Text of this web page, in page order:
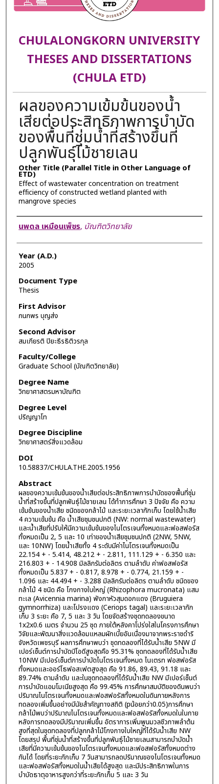
CHULALONGKORN UNIVERSITY
THESES AND DISSERTATIONS
(CHULA ETD)
ผลของความเข้มข้นของน้ำ
เสียต่อประสิทธิภาพการบำบัด
ของพื้นที่ชุ่มน้ำที่สร้างขึ้นที่
ปลูกพันธุ์ไม้ชายเลน
Other Title (Parallel Title in Other Language of
ETD)
Effect of wastewater concentration on treatment
efficiency of constructed wetland planted with
mangrove species
Author
นพดล เหมือนเพ็ชร, บัณฑิตวิทยาลัย
Year (A.D.)
2005
Document Type
Thesis
First Advisor
กนกพร บุญส่ง
Second Advisor
สมเกียรติ ปิยะธีรธิติวรกุล
Faculty/College
Graduate School (บัณฑิตวิทยาลัย)
Degree Name
วิทยาศาสตรมหาบัณฑิต
Degree Level
ปริญญาโท
Degree Discipline
วิทยาศาสตร์สิ่งแวดล้อม
DOI
10.58837/CHULA.THE.2005.1956
Abstract
ผลของความเข้มข้นของน้ำเสียต่อประสิทธิภาพการบำบัดของพื้นที่ชุ่ม
น้ำที่สร้างขึ้นที่ปลูกพันธุ์ไม้ชายเลน ได้ทำการศึกษา 3 ปัจจัย คือ ความ
เข้มข้นของน้ำเสีย ชนิดของกล้าไม้ และระยะเวลากักเก็บ โดยใช้น้ำเสีย
4 ความเข้มข้น คือ น้ำเสียชุมชนปกติ (NW: normal wastewater)
และน้ำเสียที่ปรับให้มีความเข้มข้นของไนโตรเจนทั้งหมดและฟอสฟอรัส
ทั้งหมดเป็น 2, 5 และ 10 เท่าของน้ำเสียชุมชนปกติ (2NW, 5NW,
และ 10NW) โดยน้ำเสียทั้ง 4 ระดับมีค่าไนโตรเจนทั้งหมดเป็น
22.154 + - 5.414, 48.212 + - 2.811, 111.129 + - 6.350 และ
216.803 + - 14.908 มิลลิกรัมต่อลิตร ตามลำดับ ค่าฟอสฟอรัส
ทั้งหมดเป็น 5.837 + - 0.817, 8.978 + - 0.774, 21.159 + -
1.096 และ 44.494 + - 3.288 มิลลิกรัมต่อลิตร ตามลำดับ ชนิดของ
กล้าไม้ 4 ชนิด คือ โกงกางใบใหญ่ (Rhizophora mucronata) แสม
ทะเล (Avicennia marina) พังกาหัวสุมดอกแดง (Bruguiera
gymnorrhiza) และโปรงแดง (Ceriops tagal) และระยะเวลากัก
เก็บ 3 ระยะ คือ 7, 5 และ 3 วัน โดยจัดสร้างชุดทดลองขนาด
1x2x0.6 เมตร จำนวน 25 ชุด ภายใต้หลังคาโปร่งใสในโครงการศึกษา
วิจัยและพัฒนาสิ่งแวดล้อมแหลมผักเบี้ยอันเนื่องมาจากพระราชดำริ
จังหวัดเพชรบุรี ผลการศึกษาพบว่า ชุดทดลองที่ได้รับน้ำเสีย 5NW มี
เปอร์เซ็นต์การบำบัดบีโอดีสูงสุดคือ 95.31% ชุดทดลองที่ได้รับน้ำเสีย
10NW มีเปอร์เซ็นต์การบำบัดไนโตรเจนทั้งหมด ไนเตรท ฟอสฟอรัส
ทั้งหมดและออร์โธฟอสเฟตสูงสุด คือ 91.86, 89.43, 91.18 และ
89.74% ตามลำดับ และในชุดทดลองที่ได้รับน้ำเสีย NW มีเปอร์เซ็นต์
การบำบัดแอมโมเนียสูงสุด คือ 99.45% การศึกษาสมบัติของดินพบว่า
ปริมาณไนโตรเจนทั้งหมดและฟอสฟอรัสทั้งหมดในดินภายหลังการ
ทดลองเพิ่มขึ้นอย่างมีนัยสำคัญทางสถิติ (pน้อยกว่า0.05)การศึกษา
กล้าไม้พบว่าปริมาณไนโตรเจนทั้งหมดและฟอสฟอรัสทั้งหมดในใบภาย
หลังการทดลองมีปริมาณเพิ่มขึ้น อัตราการเพิ่มพูนมวลชีวภาพลำต้น
สูงที่สุดในชุดทดลองที่ปลูกกล้าไม้โกงกางใบใหญ่ที่ได้รับน้ำเสีย NW
โดยสรุป พื้นที่ชุ่มน้ำที่สร้างขึ้นที่ปลูกพันธุ์ไม้ชายเลนสามารถบำบัดน้ำ
เสียที่มีความเข้มข้นของไนโตรเจนทั้งหมดและฟอสฟอรัสทั้งหมดต่าง
กันได้ โดยที่ระยะกักเก็บ 7 วันสามารถลดปริมาณของไนโตรเจนทั้งหมด
และฟอสฟอรัสทั้งหมดในน้ำเสียได้สูงสุด และมีประสิทธิภาพในการ
บำบัดธาตุอาหารสูงกว่าที่ระยะกักเก็บ 5 และ 3 วัน